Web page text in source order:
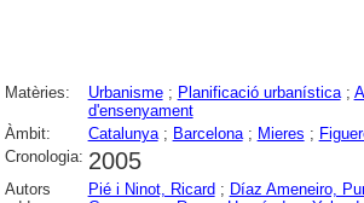
Matèries: Urbanisme; Planificació urbanística;
d'ensenyament
Àmbit:
Catalunya; Barcelona; Mieres ;
Cronologia: 2005
Autors
Pié i Ninot, Ricard ; Díaz Ameneiro,